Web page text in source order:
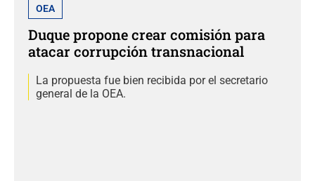
OEA
Duque propone crear comisión para
atacar corrupción transnacional
La propuesta fue bien recibida por el secretario
general de la OEA.